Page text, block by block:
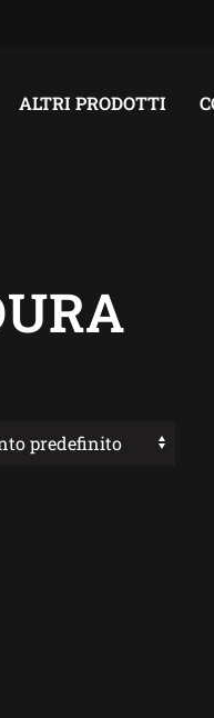
ALTRI PRODOTTI